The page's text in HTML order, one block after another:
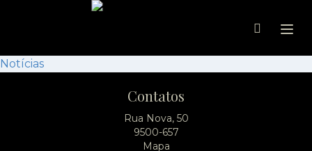
Notícias
Contatos
Rua Nova, 50
9500-657
Mapa